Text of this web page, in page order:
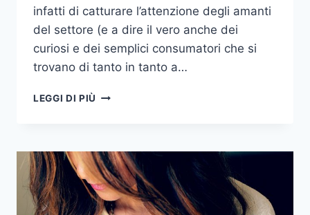
infatti di catturare l’attenzione degli amanti
del settore (e a dire il vero anche dei
curiosi e dei semplici consumatori che si
trovano di tanto in tanto a…
LEGGI DI PIÙ NUOVA